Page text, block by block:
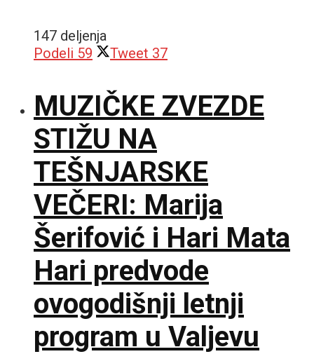
147 deljenja
Podeli 59 Tweet 37
MUZIČKE ZVEZDE
STIŽU NA
TEŠNJARSKE
VEČERI: Marija
Šerifović i Hari Mata
Hari predvode
ovogodišnji letnji
program u Valjevu